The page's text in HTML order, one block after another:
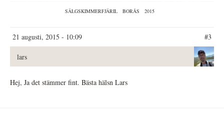
SÄLGSKIMMERFJÄRIL BORÅS 2015
21 augusti, 2015 - 10:09 #3
lars
Hej, Ja det stämmer fint. Bästa hälsn Lars